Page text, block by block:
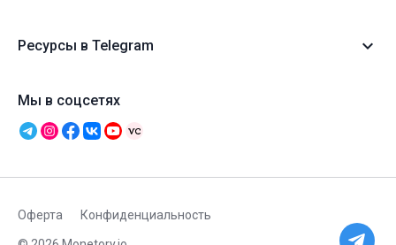
Ресурсы в Telegram
Мы в соцсетях
Оферта Конфиденциальность